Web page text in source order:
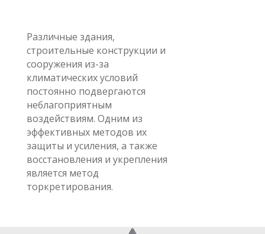
Различные здания,
строительные конструкции и
сооружения из-за
климатических условий
постоянно подвергаются
неблагоприятным
воздействиям. Одним из
эффективных методов их
защиты и усиления, а также
восстановления и укрепления
является метод
торкретирования.